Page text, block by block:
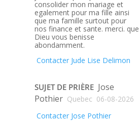
consolider mon mariage et
egalement pour ma fille ainsi
que ma famille surtout pour
nos finance et sante. merci. que
Dieu vous benisse
abondamment.
Contacter Jude Lise Delimon
SUJET DE PRIÈRE Jose
Pothier Quebec 06-08-2026
Contacter Jose Pothier